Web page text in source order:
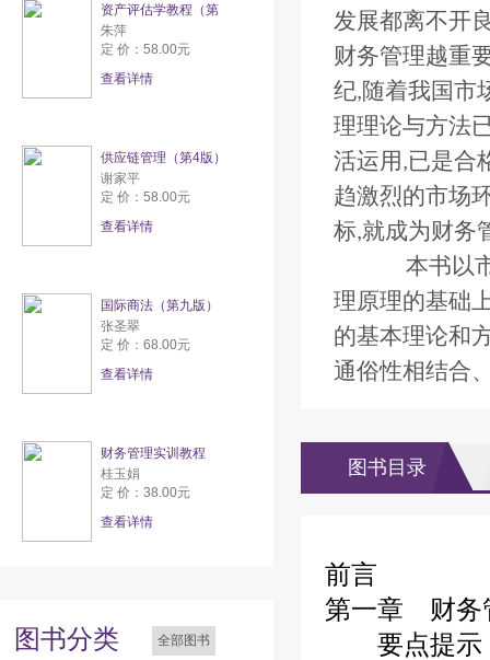
资产评估学教程（第
朱萍
定 价：58.00元
查看详情
供应链管理（第4版）
谢家平
定 价：58.00元
查看详情
国际商法（第九版）
张圣翠
定 价：68.00元
查看详情
财务管理实训教程
桂玉娟
定 价：38.00元
查看详情
图书分类 全部图书
发展都离不开
财务管理越重
纪,随着我国市
理理论与方法
活运用,已是合
趋激烈的市场
标,就成为财务
本书以市
理原理的基础
的基本理论和
通俗性相结合
图书目录
前言
第一章 财务
要点提示